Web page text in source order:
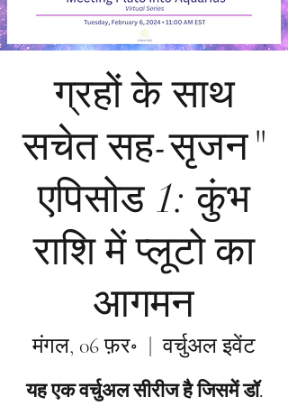
ग्रहों के साथ
सचेत सह-सृजन"
एपिसोड 1: कुंभ
राशि में प्लूटो का
आगमन
मंगल, 06 फ़र॰
  |
वर्चुअल इवेंट
यह एक वर्चुअल सीरीज है जिसमें डॉ.